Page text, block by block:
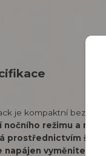
je kompaktní
nočního režimu a
prostřednictvím
napájen vyměnitelnou